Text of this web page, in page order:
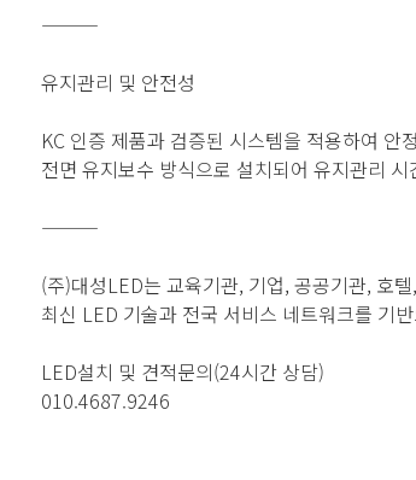
⸻
유지관리 및 안전성
KC 인증 제품과 검증된 시스템을 적용하여 안
전면 유지보수 방식으로 설치되어 유지관리
⸻
(주)대성LED는 교육기관, 기업, 공공기관, 호
최신 LED 기술과 전국 서비스 네트워크를 기
LED설치 및 견적문의(24시간 상담)
010.4687.9246